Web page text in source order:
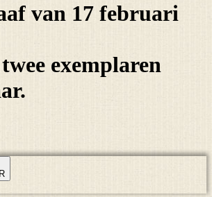
van 17 februari
twee exemplaren